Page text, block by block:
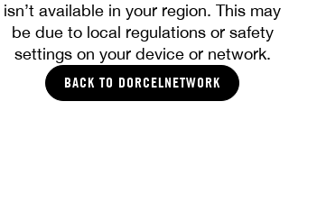
isn’t available in your region. This may
be due to local regulations or safety
settings on your device or network.
BACK TO DORCELNETWORK